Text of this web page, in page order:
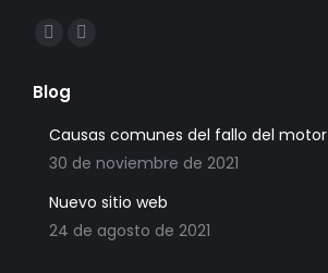
Find us on:
Facebook
opens
in
new
Mail
in
new
Blog
Causas comunes del fallo del motor
30 de noviembre de 2021
Nuevo sitio web
24 de agosto de 2021